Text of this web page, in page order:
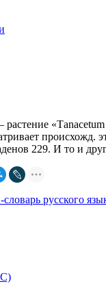
происхожд.
229. И то и
русского